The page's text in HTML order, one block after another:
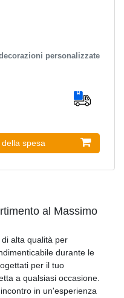
personalizzate
spesa
al Massimo
alta qualità per
durante le
per il tuo
a qualsiasi occasione.
in un'esperienza